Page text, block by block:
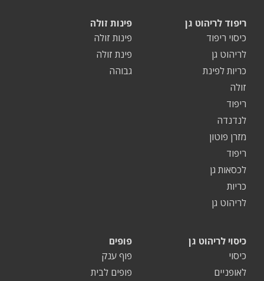
פינות זולה
פינות זולה
פינת זולה
גבוהה
ריפוד לריהוט גן
כיסוי ריפוד
לריהוט גן
כריות לפינת
זולה
ריפוד
לנדנדה
מזרן פוטון
ריפוד
לכסאות גן
כריות
לריהוט גן
פופים
פוף ענק
פופים לבית
כיסוי לריהוט גן
כיסוי
לאופניים